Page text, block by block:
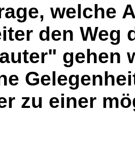
welche
den Weg
gehen
zu einer